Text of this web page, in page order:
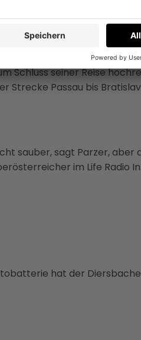
auf einer Strecke von 10
Schluss seiner Reise
Strecke Passau bis
sauber, sagt Parzer, aber
im Life Radio
hat der